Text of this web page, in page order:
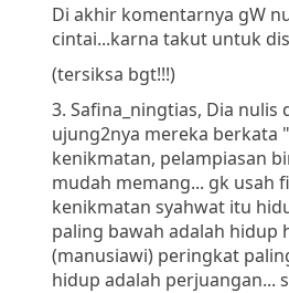
Di akhir komentarnya gW
cintai...karna takut untuk
(tersiksa bgt!!!)
3. Safina_ningtias, Dia
ujung2nya mereka berkata
kenikmatan, pelampiasan
mudah memang... gk usah
kenikmatan syahwat itu
paling bawah adalah
(manusiawi) peringkat
hidup adalah perjuangan...